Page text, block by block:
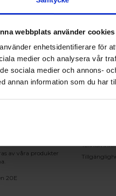
webbplats använder cookies
enhetsidentifierare för
medier och analysera vår
sociala medier och annons-
annan information som du har
i Ängelholm
showroom
av våra produkter
20E
Kontakta
Beställning
Teknisk